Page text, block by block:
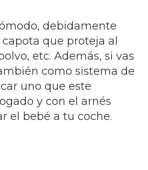
debidamente
que proteja al
etc. Además, si vas
como sistema de
uno que este
y con el arnés
el bebé a tu coche.